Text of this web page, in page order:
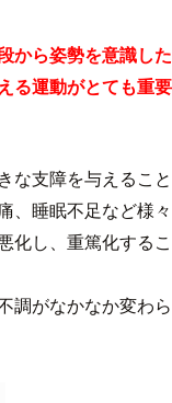
から姿勢を意識した
る運動がとても重要
な支障を与えること
、睡眠不足など様々
化し、重篤化するこ
調がなかなか変わら